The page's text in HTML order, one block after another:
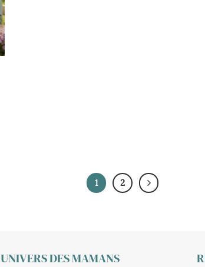
1 2
UNIVERS DES MAMANS